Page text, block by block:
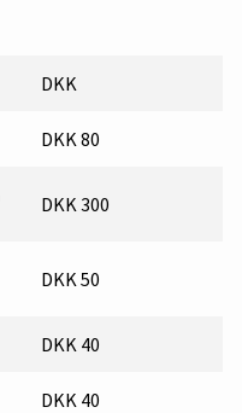
DKK
DKK 80
DKK 300
DKK 50
DKK 40
DKK 40